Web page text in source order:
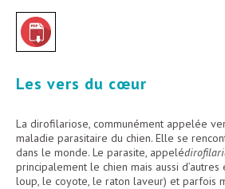
Les vers du cœur
La dirofilariose, communément appelée
maladie parasitaire du chien. Elle se
dans le monde. Le parasite, appelé
principalement le chien mais aussi
loup, le coyote, le raton laveur) et parfois